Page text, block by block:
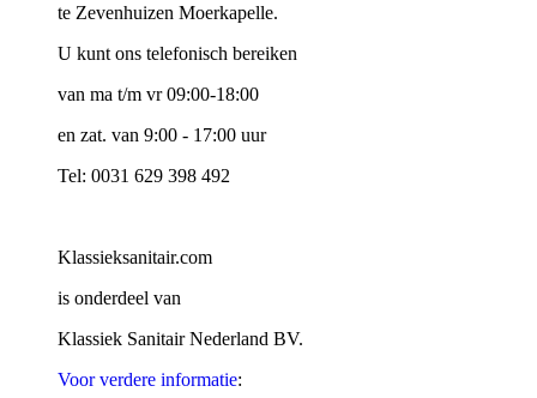
te Zevenhuizen Moerkapelle.
U kunt ons telefonisch bereiken
van ma t/m vr 09:00-18:00
en zat. van 9:00 - 17:00 uur
Tel: 0031 629 398 492
Klassieksanitair.com
is onderdeel van
Klassiek Sanitair Nederland BV.
Voor verdere informatie: